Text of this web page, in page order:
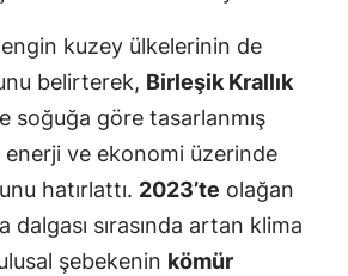
kuzey ülkelerinin de
belirterek, Birleşik Krallık
soğuğa göre tasarlanmış
enerji ve ekonomi üzerinde
hatırlattı. 2023’te olağan
dalgası sırasında artan klima
şebekenin kömür